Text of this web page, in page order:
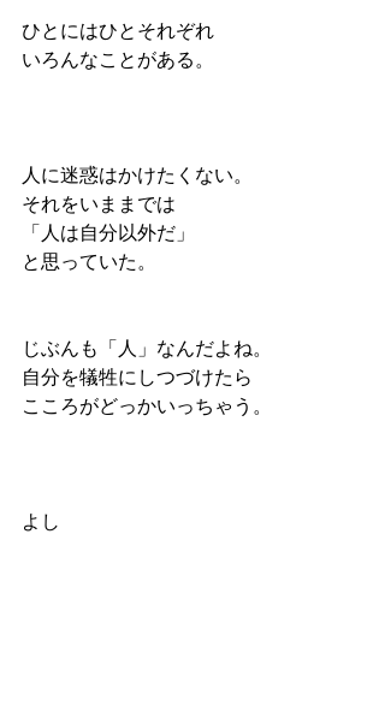
ひとにはひとそれぞれ
いろんなことがある。
人に迷惑はかけたくない。
それをいままでは
「人は自分以外だ」
と思っていた。
じぶんも「人」なんだよね。
自分を犠牲にしつづけたら
こころがどっかいっちゃう。
よし